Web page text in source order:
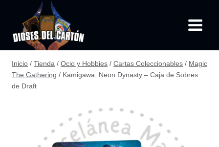
contenido
Inicio / Tienda / Ocio y Hobbies / Cartas Coleccionables / Magic
The Gathering / Kamigawa: Neon Dynasty – Caja de Sobres
de Draft